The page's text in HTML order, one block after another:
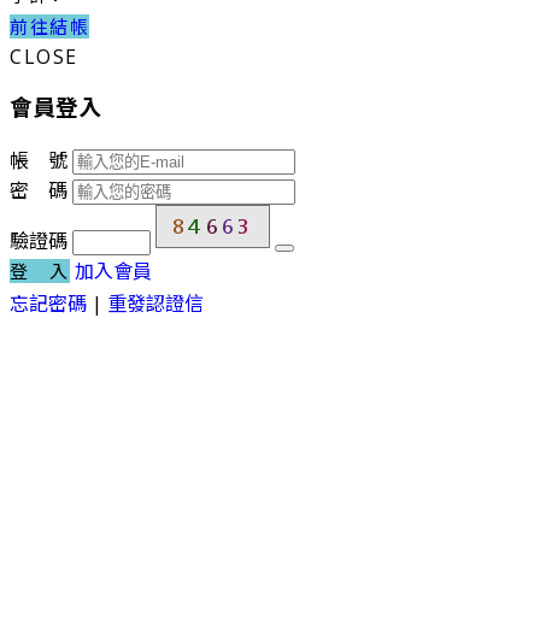
前往結帳
CLOSE
會員登入
帳 號
密 碼
驗證碼
登 入 加入會員
忘記密碼 | 重發認證信